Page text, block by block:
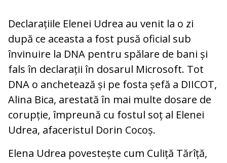
Declarațiile Elenei Udrea au venit la o zi
după ce aceasta a fost pusă oficial sub
învinuire la DNA pentru spălare de bani și
fals în declarații în dosarul Microsoft. Tot
DNA o anchetează și pe fosta șefă a DIICOT,
Alina Bica, arestată în mai multe dosare de
corupție, împreună cu fostul soț al Elenei
Udrea, afaceristul Dorin Cocoș.
Elena Udrea povestește cum Culiță Tărîță,